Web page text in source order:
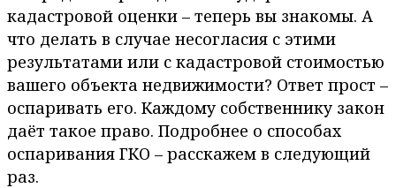
кадастровой оценки – теперь вы знакомы. А
что делать в случае несогласия с этими
результатами или с кадастровой стоимостью
вашего объекта недвижимости? Ответ прост –
оспаривать его. Каждому собственнику закон
даёт такое право. Подробнее о способах
оспаривания ГКО – расскажем в следующий
раз.